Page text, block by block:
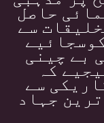
حاصل
سے
بے چینی
کہ
سے
جہاد